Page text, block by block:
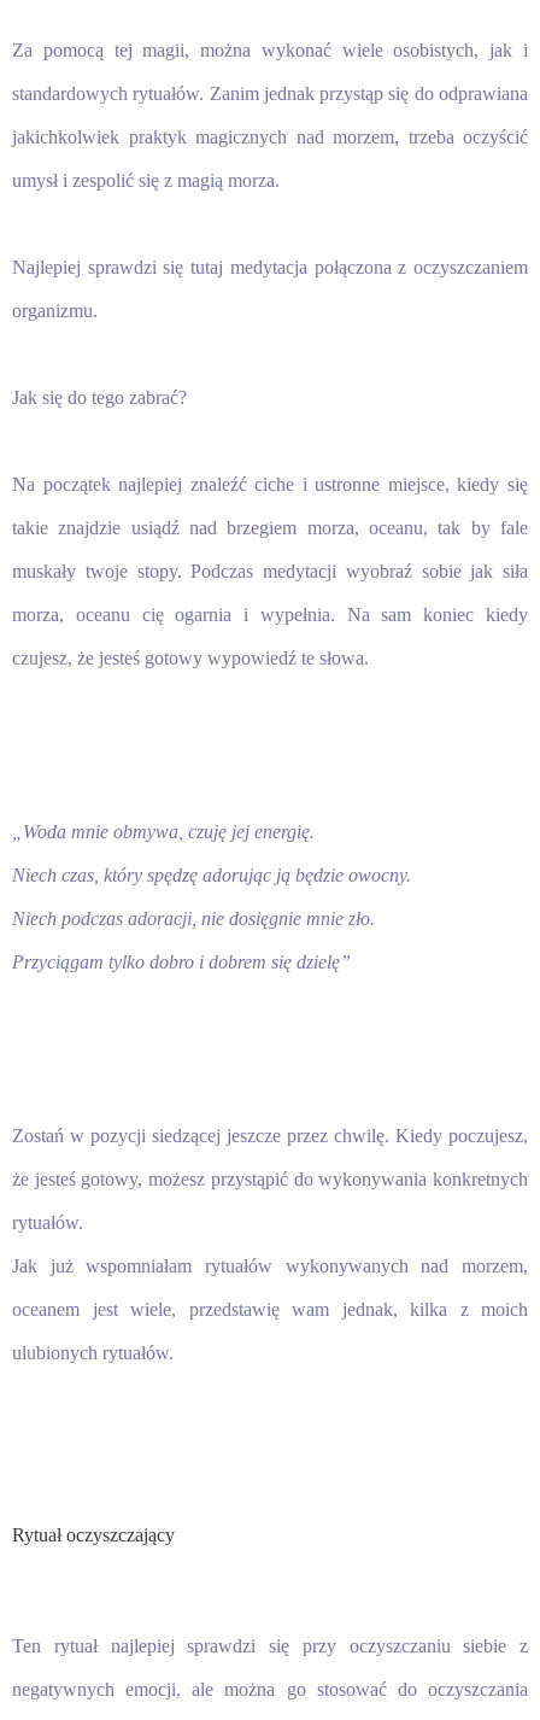
Za pomocą tej magii, można wykonać wiele osobistych, jak i
standardowych rytuałów. Zanim jednak przystąp się do odprawiana
jakichkolwiek praktyk magicznych nad morzem, trzeba oczyścić
umysł i zespolić się z magią morza.
Najlepiej sprawdzi się tutaj medytacja połączona z oczyszczaniem
organizmu.
Jak się do tego zabrać?
Na początek najlepiej znaleźć ciche i ustronne miejsce, kiedy się
takie znajdzie usiądź nad brzegiem morza, oceanu, tak by fale
muskały twoje stopy. Podczas medytacji wyobraź sobie jak siła
morza, oceanu cię ogarnia i wypełnia. Na sam koniec kiedy
czujesz, że jesteś gotowy wypowiedź te słowa.
„Woda mnie obmywa, czuję jej energię.
Niech czas, który spędzę adorując ją będzie owocny.
Niech podczas adoracji, nie dosięgnie mnie zło.
Przyciągam tylko dobro i dobrem się dzielę”
Zostań w pozycji siedzącej jeszcze przez chwilę. Kiedy poczujesz,
że jesteś gotowy, możesz przystąpić do wykonywania konkretnych
rytuałów.
Jak już wspomniałam rytuałów wykonywanych nad morzem,
oceanem jest wiele, przedstawię wam jednak, kilka z moich
ulubionych rytuałów.
Rytuał oczyszczający
Ten rytuał najlepiej sprawdzi się przy oczyszczaniu siebie z
negatywnych emocji, ale można go stosować do oczyszczania